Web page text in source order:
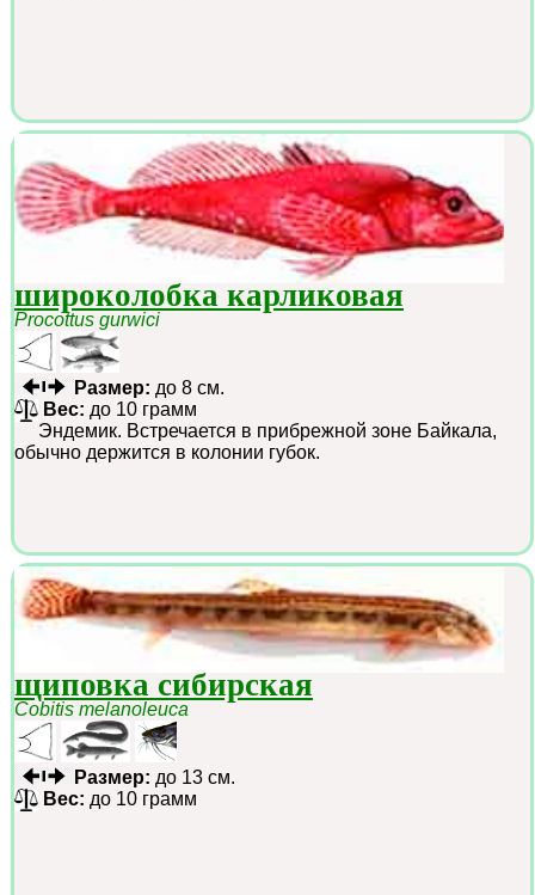
широколобка карликовая
Procottus gurwici
Размер: до 8 см.
Вес: до 10 грамм
Эндемик. Встречается в прибрежной зоне Байкала,
обычно держится в колонии губок.
щиповка сибирская
Cobitis melanoleuca
Размер: до 13 см.
Вес: до 10 грамм